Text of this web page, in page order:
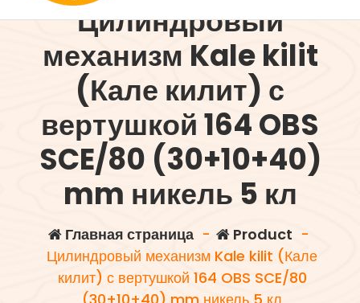
Цилиндровый
механизм Kale kilit
(Кале килит) с
вертушкой 164 OBS
SCE/80 (30+10+40)
mm никель 5 кл
Главная страница - Product -
Цилиндровый механизм Kale kilit (Кале
килит) с вертушкой 164 OBS SCE/80